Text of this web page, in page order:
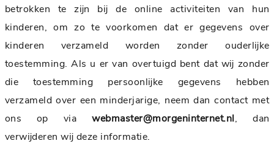
betrokken te zijn bij de online activiteiten van hun
kinderen, om zo te voorkomen dat er gegevens over
kinderen verzameld worden zonder ouderlijke
toestemming. Als u er van overtuigd bent dat wij zonder
die toestemming persoonlijke gegevens hebben
verzameld over een minderjarige, neem dan contact met
ons op viawebmaster@morgeninternet.nl, dan
verwijderen wij deze informatie.